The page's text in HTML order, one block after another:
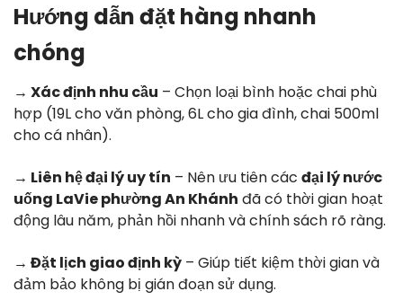
Hướng dẫn đặt hàng nhanh
chóng
→ Xác định nhu cầu – Chọn loại bình hoặc chai phù
hợp (19L cho văn phòng, 6L cho gia đình, chai 500ml
cho cá nhân).
→ Liên hệ đại lý uy tín – Nên ưu tiên các đại lý nước
uống LaVie phường An Khánh đã có thời gian hoạt
động lâu năm, phản hồi nhanh và chính sách rõ ràng.
→ Đặt lịch giao định kỳ – Giúp tiết kiệm thời gian và
đảm bảo không bị gián đoạn sử dụng.